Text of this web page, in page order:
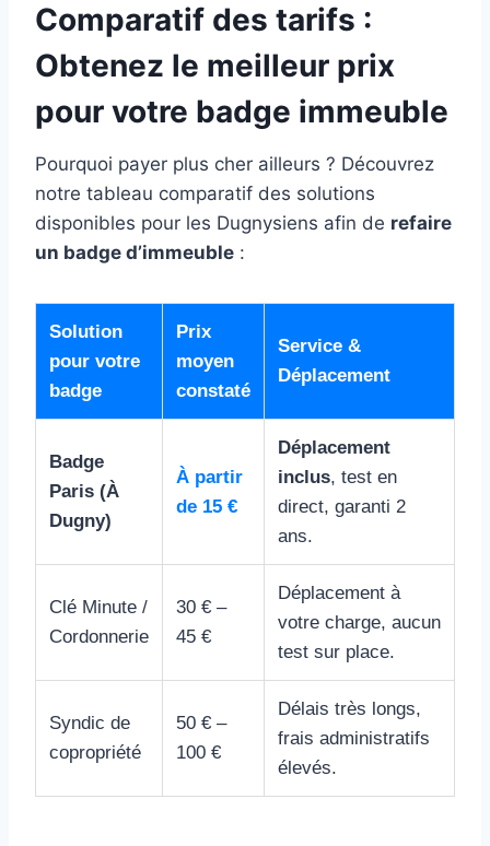
Comparatif des tarifs :
Obtenez le meilleur prix
pour votre badge immeuble
Pourquoi payer plus cher ailleurs ? Découvrez
notre tableau comparatif des solutions
disponibles pour les Dugnysiens afin de refaire
un badge d’immeuble :
Solution
pour votre
badge
Prix
moyen
constaté
Service &
Déplacement
Badge
Paris (À
Dugny)
À partir
de 15 €
Déplacement
inclus, test en
direct, garanti 2
ans.
Clé Minute /
Cordonnerie
30 € –
45 €
Déplacement à
votre charge, aucun
test sur place.
Syndic de
copropriété
50 € –
100 €
Délais très longs,
frais administratifs
élevés.